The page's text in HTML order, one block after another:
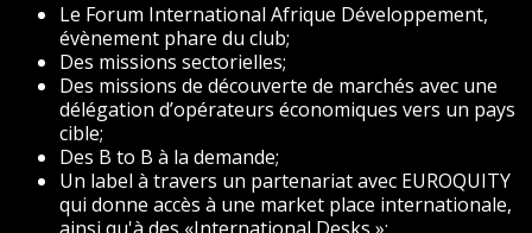
Le Forum International Afrique Développement,
évènement phare du club;
Des missions sectorielles;
Des missions de découverte de marchés avec une
délégation d’opérateurs économiques vers un pays
cible;
Des B to B à la demande;
Un label à travers un partenariat avec EUROQUITY
qui donne accès à une market place internationale,